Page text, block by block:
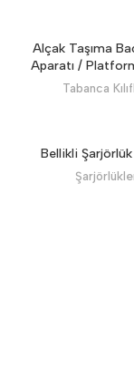
Alçak Taşıma
Aparatı /
Tabanca
Bellikli